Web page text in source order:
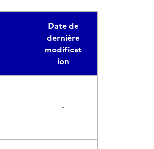
Date de
dernière
modificat
ion
-